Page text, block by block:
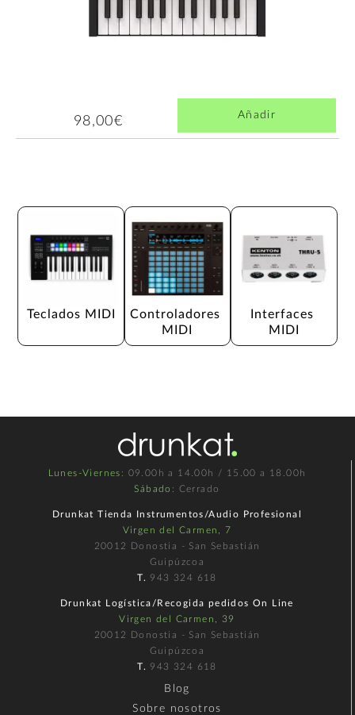
98,00€ Añadir
Teclados MIDI
Controladores
MIDI
Interfaces
MIDI
Lunes-Viernes : 09.00h a 14.00h / 15.00 a 18.00h
Sábado : Cerrado
Drunkat Tienda Instrumentos/Audio Profesional
Virgen del Carmen, 7
20012 Donostia - San Sebastián
Guipúzcoa
T. 943 324 618
Drunkat Logística/Recogida pedidos On Line
Virgen del Carmen, 39
20012 Donostia - San Sebastián
Guipúzcoa
T. 943 324 618
Blog
Sobre nosotros